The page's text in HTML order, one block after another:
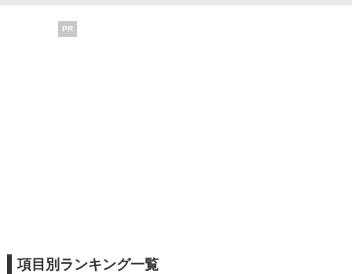
PR
項目別ランキング一覧